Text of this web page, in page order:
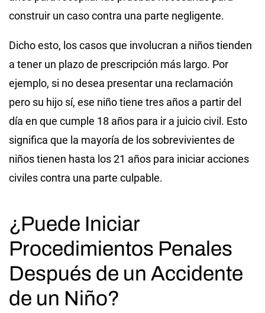
construir un caso contra una parte negligente.
Dicho esto, los casos que involucran a niños tienden
a tener un plazo de prescripción más largo. Por
ejemplo, si no desea presentar una reclamación
pero su hijo sí, ese niño tiene tres años a partir del
día en que cumple 18 años para ir a juicio civil. Esto
significa que la mayoría de los sobrevivientes de
niños tienen hasta los 21 años para iniciar acciones
civiles contra una parte culpable.
¿Puede Iniciar
Procedimientos Penales
Después de un Accidente
de un Niño?